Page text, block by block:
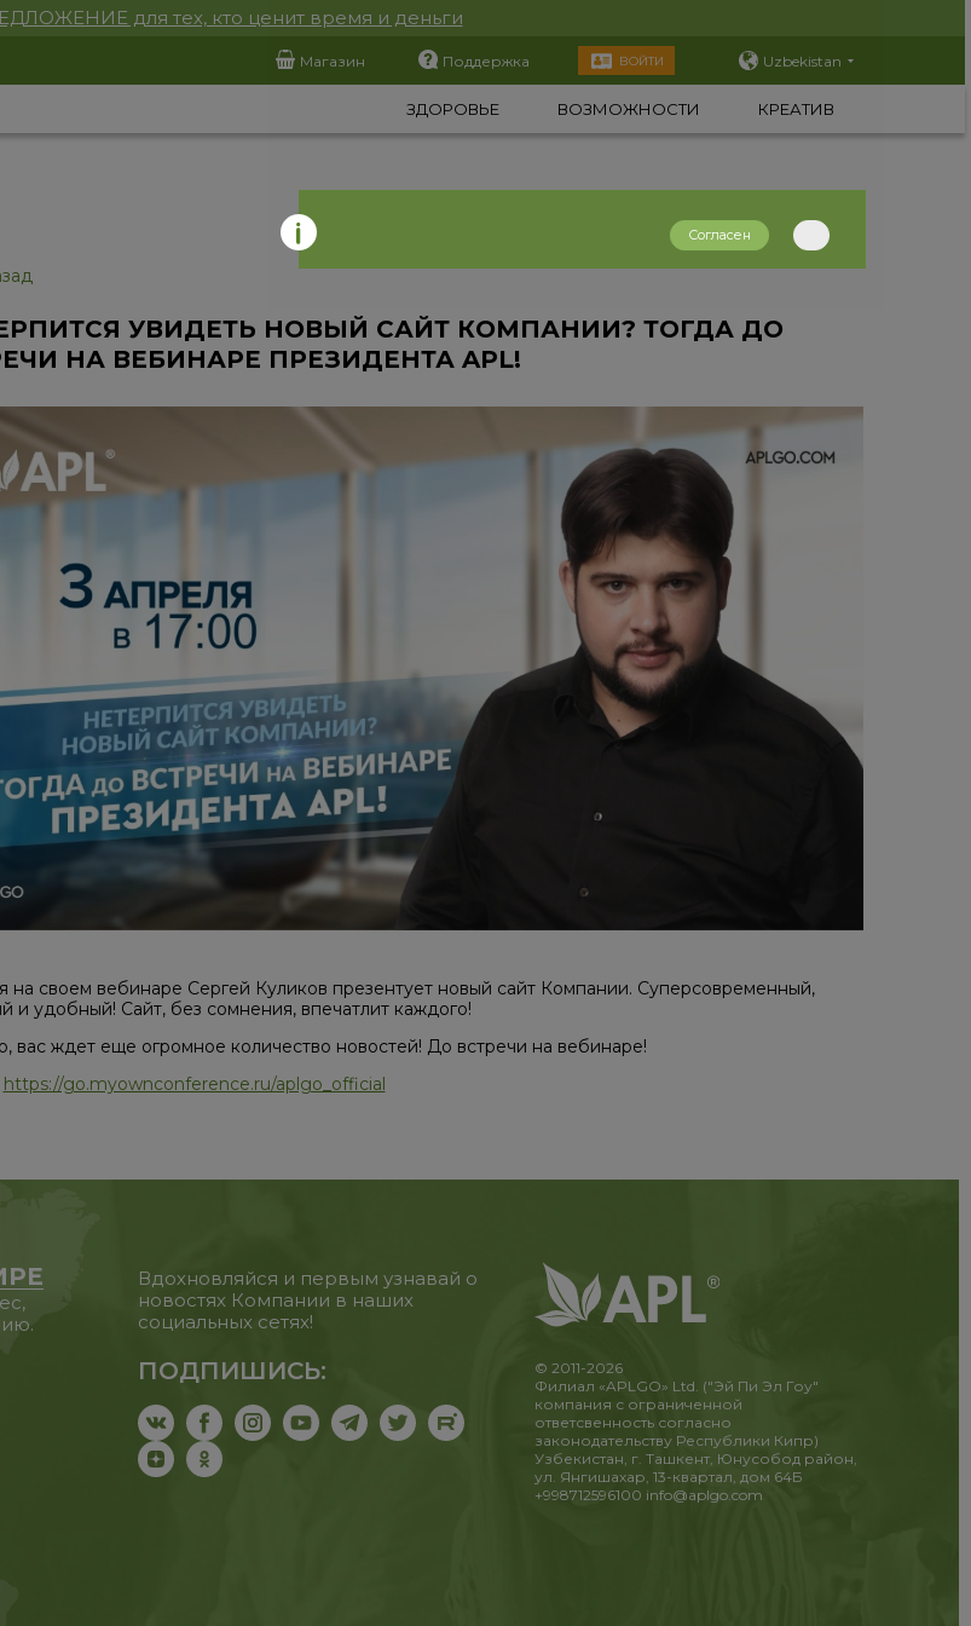
для тех, кто ценит время и деньги
Магазин Поддержка ВОЙТИ Uzbekistan
ЗДОРОВЬЕ ВОЗМОЖНОСТИ КРЕАТИВ
УВИДЕТЬ НОВЫЙ САЙТ КОМПАНИИ? ТОГДА ДО
НА ВЕБИНАРЕ ПРЕЗИДЕНТА APL!
на своем вебинаре Сергей Куликов презентует новый сайт Компании. Суперсовременный,
и удобный! Сайт, без сомнения, впечатлит каждого!
вас ждет еще огромное количество новостей! До встречи на вебинаре!
https://go.myownconference.ru/aplgo_official
Вдохновляйся и первым узнавай о
новостях Компании в наших
социальных сетях!
ПОДПИШИСЬ:
© 2011-2026
Филиал «APLGO» Ltd. ("Эй Пи Эл Гоу"
компания с ограниченной
ответсвенность согласно
законодательству Республики Кипр)
Узбекистан, г. Ташкент, Юнусобод район,
ул. Янгишахар, 13-квартал, дом 64Б
+998712596100 info@aplgo.com
Согласен